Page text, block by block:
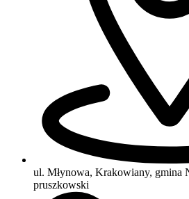
ul. Młynowa, Krakowiany, gmina
pruszkowski